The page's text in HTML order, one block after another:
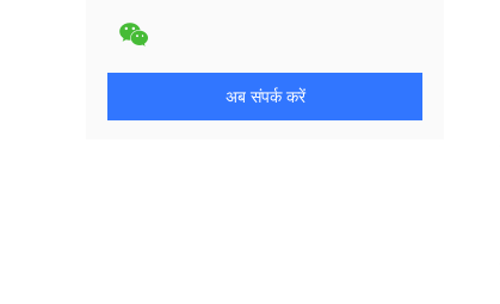
अब संपर्क करें